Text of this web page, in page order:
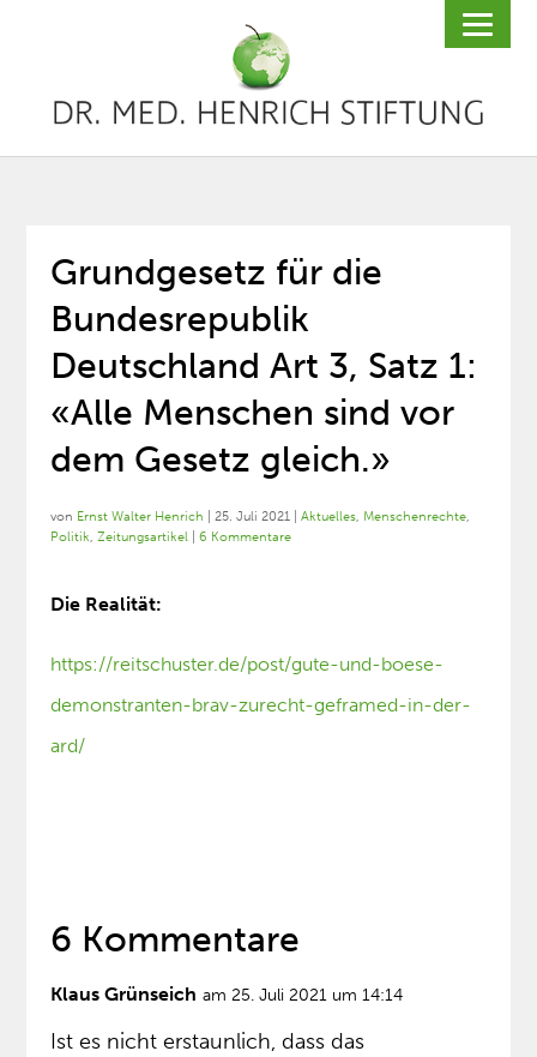
Grundgesetz für die
Bundesrepublik
Deutschland Art 3, Satz 1:
«Alle Menschen sind vor
dem Gesetz gleich.»
von Ernst Walter Henrich |25. Juli 2021 |Aktuelles, Menschenrechte,
Politik,Zeitungsartikel |6 Kommentare
Die Realität:
https://reitschuster.de/post/gute-und-boese-
demonstranten-brav-zurecht-geframed-in-der-
ard/
6 Kommentare
Klaus Grünseich am 25. Juli 2021 um 14:14
Ist es nicht erstaunlich, dass das